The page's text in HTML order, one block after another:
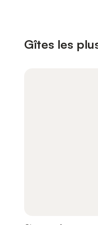
Gîtes les